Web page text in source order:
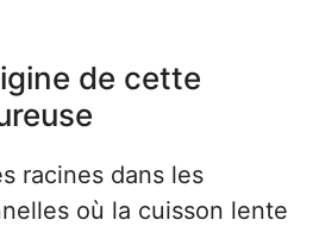
de cette
racines dans les
où la cuisson lente